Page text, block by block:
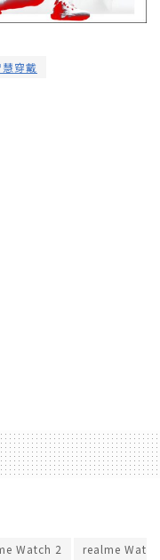
慧穿戴
Watch 2 realme